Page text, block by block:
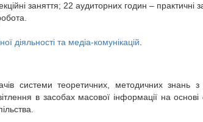
заняття; 22 аудиторних годин – практичні
діяльності та медіа-комунікацій
системи теоретичних, методичних знань з
в засобах масової інформації на